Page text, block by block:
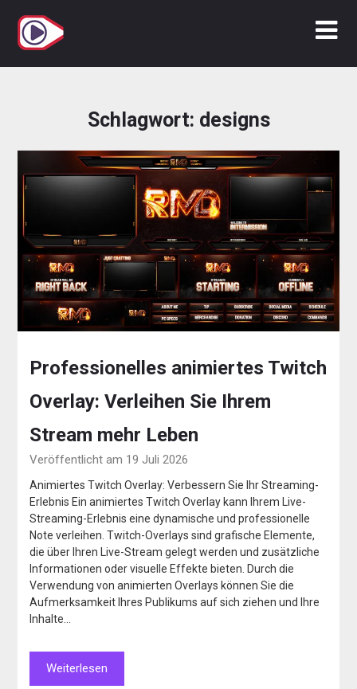
Inhalt
springen
Schlagwort: designs
Professionelles animiertes Twitch
Overlay: Verleihen Sie Ihrem
Stream mehr Leben
Veröffentlicht am 19 Juli 2026
Animiertes Twitch Overlay: Verbessern Sie Ihr Streaming-
Erlebnis Ein animiertes Twitch Overlay kann Ihrem Live-
Streaming-Erlebnis eine dynamische und professionelle
Note verleihen. Twitch-Overlays sind grafische Elemente,
die über Ihren Live-Stream gelegt werden und zusätzliche
Informationen oder visuelle Effekte bieten. Durch die
Verwendung von animierten Overlays können Sie die
Aufmerksamkeit Ihres Publikums auf sich ziehen und Ihre
Inhalte…
Weiterlesen